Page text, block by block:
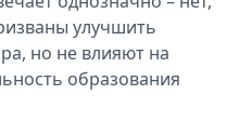
улучшить
но не влияют на
образования